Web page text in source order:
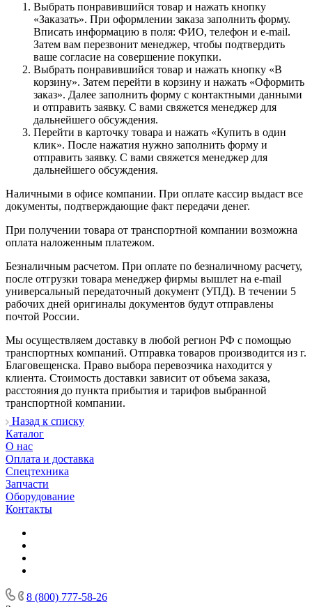
Выбрать понравившийся товар и нажать кнопку
«Заказать». При оформлении заказа заполнить форму.
Вписать информацию в поля: ФИО, телефон и e-mail.
Затем вам перезвонит менеджер, чтобы подтвердить
ваше согласие на совершение покупки.
Выбрать понравившийся товар и нажать кнопку «В
корзину». Затем перейти в корзину и нажать «Оформить
заказ». Далее заполнить форму с контактными данными
и отправить заявку. С вами свяжется менеджер для
дальнейшего обсуждения.
Перейти в карточку товара и нажать «Купить в один
клик». После нажатия нужно заполнить форму и
отправить заявку. С вами свяжется менеджер для
дальнейшего обсуждения.
Наличными в офисе компании. При оплате кассир выдаст все
документы, подтверждающие факт передачи денег.
При получении товара от транспортной компании возможна
оплата наложенным платежом.
Безналичным расчетом. При оплате по безналичному расчету,
после отгрузки товара менеджер фирмы вышлет на e-mail
универсальный передаточный документ (УПД). В течении 5
рабочих дней оригиналы документов будут отправлены
почтой России.
Мы осуществляем доставку в любой регион РФ с помощью
транспортных компаний. Отправка товаров производится из г.
Благовещенска. Право выбора перевозчика находится у
клиента. Стоимость доставки зависит от объема заказа,
расстояния до пункта прибытия и тарифов выбранной
транспортной компании.
Назад к списку
Каталог
О нас
Оплата и доставка
Спецтехника
Запчасти
Оборудование
Контакты
8 (800) 777-58-26